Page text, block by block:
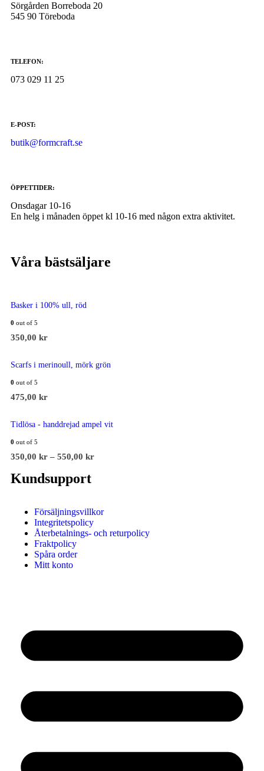
Sörgården Borreboda 20
545 90 Töreboda
TELEFON:
073 029 11 25
E-POST:
butik@formcraft.se
ÖPPETTIDER:
Onsdagar 10-16
En helg i månaden öppet kl 10-16 med någon extra aktivitet.
Våra bästsäljare
Basker i 100% ull, röd
0 out of 5
350,00 kr
Scarfs i merinoull, mörk grön
0 out of 5
475,00 kr
Tidlösa - handdrejad ampel vit
0 out of 5
350,00 kr – 550,00 kr
Kundsupport
Försäljningsvillkor
Integritetspolicy
Återbetalnings- och returpolicy
Fraktpolicy
Spåra order
Mitt konto